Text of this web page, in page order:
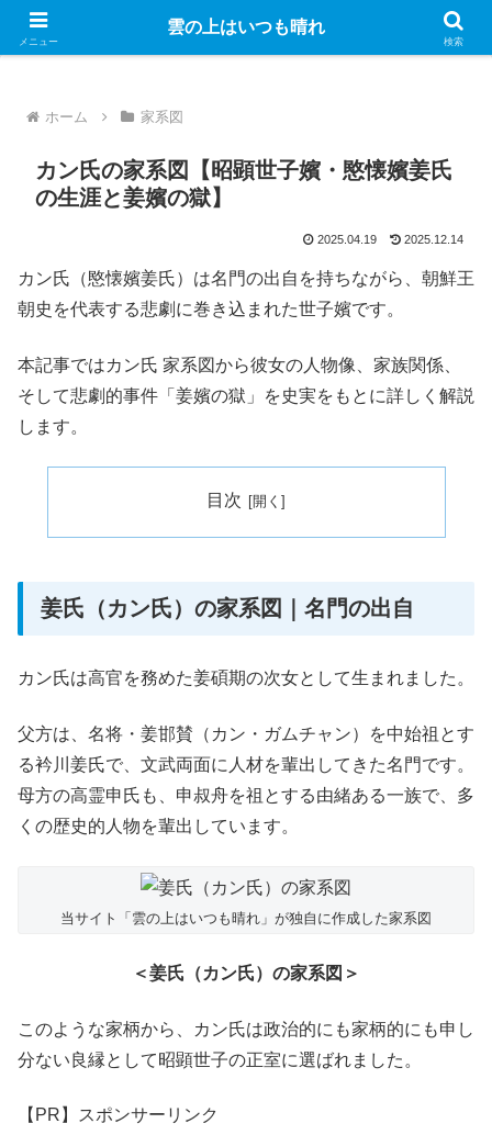
Googleのアドセンス広告を表示しています
ホーム 家系図
カン氏の家系図【昭顕世子嬪・愍懐嬪姜氏
の生涯と姜嬪の獄】
2025.04.19 2025.12.14
カン氏（愍懐嬪姜氏）は名門の出自を持ちながら、朝鮮王
朝史を代表する悲劇に巻き込まれた世子嬪です。
本記事ではカン氏 家系図から彼女の人物像、家族関係、
そして悲劇的事件「姜嬪の獄」を史実をもとに詳しく解説
します。
目次
姜氏（カン氏）の家系図｜名門の出自
カン氏は高官を務めた姜碩期の次女として生まれました。
父方は、名将・姜邯賛（カン・ガムチャン）を中始祖とす
る衿川姜氏で、文武両面に人材を輩出してきた名門です。
母方の高霊申氏も、申叔舟を祖とする由緒ある一族で、多
くの歴史的人物を輩出しています。
当サイト「雲の上はいつも晴れ」が独自に作成した家系図
＜姜氏（カン氏）の家系図＞
このような家柄から、カン氏は政治的にも家柄的にも申し
分ない良縁として昭顕世子の正室に選ばれました。
【PR】スポンサーリンク
メニュー
雲の上はいつも晴れ
検索